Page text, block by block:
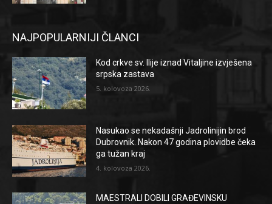
NAJPOPULARNIJI ČLANCI
Kod crkve sv. Ilije iznad Vitaljine izvješena
srpska zastava
5. kolovoza 2026.
Nasukao se nekadašnji Jadrolinijin brod
Dubrovnik. Nakon 47 godina plovidbe čeka
ga tužan kraj
4. kolovoza 2026.
MAESTRALI DOBILI GRAĐEVINSKU